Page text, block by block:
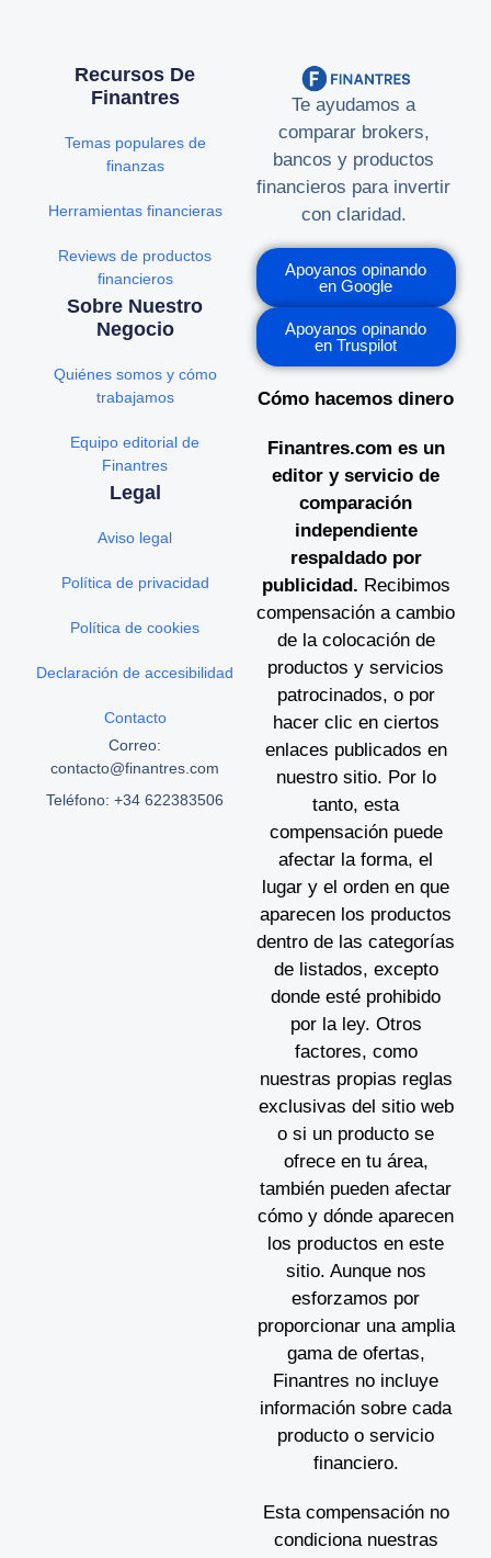
Te ayudamos a
comparar brokers,
bancos y productos
financieros para invertir
con claridad.
Apoyanos opinando
en Google
Apoyanos opinando
en Truspilot
Cómo hacemos dinero
Finantres.com es un
editor y servicio de
comparación
independiente
respaldado por
publicidad. Recibimos
compensación a cambio
de la colocación de
productos y servicios
patrocinados, o por
hacer clic en ciertos
enlaces publicados en
nuestro sitio. Por lo
tanto, esta
compensación puede
afectar la forma, el
lugar y el orden en que
aparecen los productos
dentro de las categorías
de listados, excepto
donde esté prohibido
por la ley. Otros
factores, como
nuestras propias reglas
exclusivas del sitio web
o si un producto se
ofrece en tu área,
también pueden afectar
cómo y dónde aparecen
los productos en este
sitio. Aunque nos
esforzamos por
proporcionar una amplia
gama de ofertas,
Finantres no incluye
información sobre cada
producto o servicio
financiero.
Esta compensación no
condiciona nuestras
Recursos De
Finantres
Temas populares de
finanzas
Herramientas financieras
Reviews de productos
financieros
Sobre Nuestro
Negocio
Quiénes somos y cómo
trabajamos
Equipo editorial de
Finantres
Legal
Aviso legal
Política de privacidad
Política de cookies
Declaración de accesibilidad
Contacto
Correo:
contacto@finantres.com
Teléfono: +34 622383506